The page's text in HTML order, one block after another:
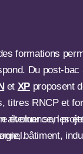
formations
Du post-bac
et XP proposent
titres RNCP et
alternance, les
bâtiment,
évoluer son